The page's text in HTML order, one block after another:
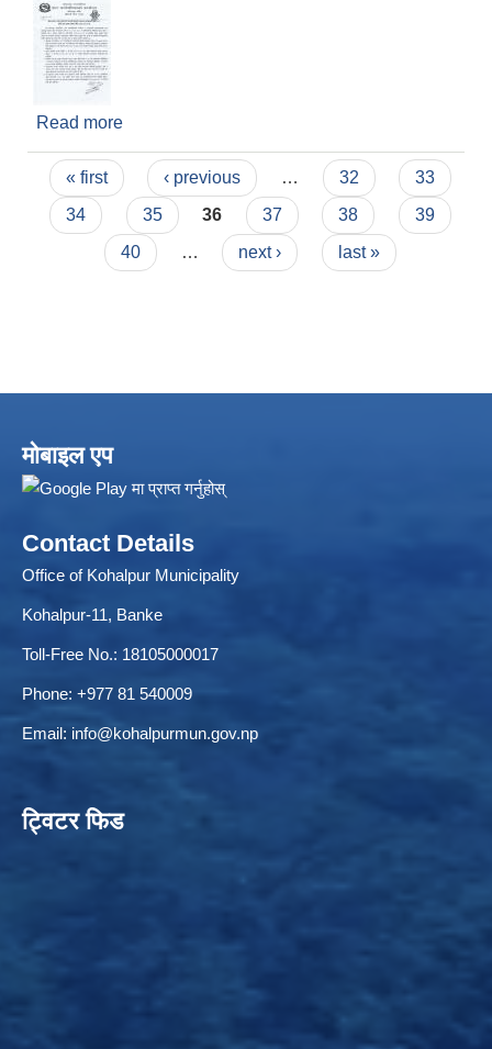
Read more
२०७९/०५/०१)
Pages
« first ‹ previous … 32
33
34
35 36 37 38
39
40
… next › last »
मोबाइल एप
Contact Details
Office of Kohalpur Municipality
Kohalpur-11, Banke
Toll-Free No.: 18105000017
Phone: +977 81 540009
Email: info@kohalpurmun.gov.np
ट्विटर फिड